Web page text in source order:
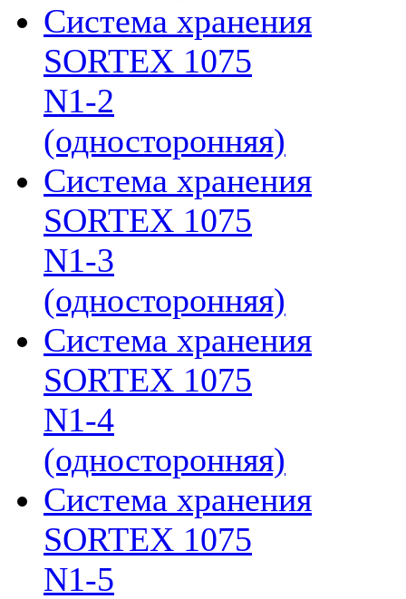
Система хранения
SORTEX 1075
N1-2
(односторонняя)
Система хранения
SORTEX 1075
N1-3
(односторонняя)
Система хранения
SORTEX 1075
N1-4
(односторонняя)
Система хранения
SORTEX 1075
N1-5